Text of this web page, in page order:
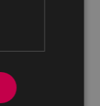
prezioa 0,90